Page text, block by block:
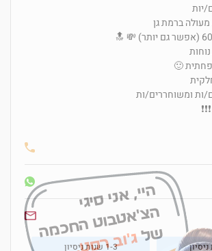
יות
ברמת גן
🙂
ות ומשוחררים/ות
1-3 שנות ניסיון
היי, אני סיגי
הצ'אטבוט החכמה
שלג'וב רסט.